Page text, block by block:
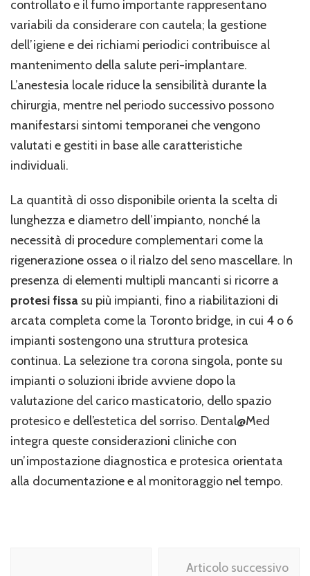
controllato e il fumo importante rappresentano
variabili da considerare con cautela; la gestione
dell’igiene e dei richiami periodici contribuisce al
mantenimento della salute peri-implantare.
L’anestesia locale riduce la sensibilità durante la
chirurgia, mentre nel periodo successivo possono
manifestarsi sintomi temporanei che vengono
valutati e gestiti in base alle caratteristiche
individuali.
La quantità di osso disponibile orienta la scelta di
lunghezza e diametro dell’impianto, nonché la
necessità di procedure complementari come la
rigenerazione ossea o il rialzo del seno mascellare. In
presenza di elementi multipli mancanti si ricorre a
protesi fissa su più impianti, fino a riabilitazioni di
arcata completa come la Toronto bridge, in cui 4 o 6
impianti sostengono una struttura protesica
continua. La selezione tra corona singola, ponte su
impianti o soluzioni ibride avviene dopo la
valutazione del carico masticatorio, dello spazio
protesico e dell’estetica del sorriso. Dental@Med
integra queste considerazioni cliniche con
un’impostazione diagnostica e protesica orientata
alla documentazione e al monitoraggio nel tempo.
Articolo successivo